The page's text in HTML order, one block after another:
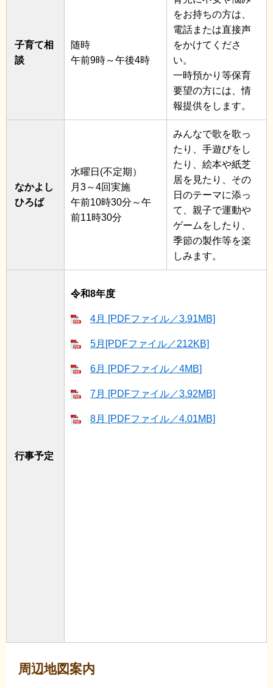
子育て相
談
随時
午前9時～午後4時
をお持ちの方は、
電話または直接声
をかけてくださ
い。
一時預かり等保育
要望の方には、情
報提供をします。
なかよし
ひろば
水曜日(不定期）
月3～4回実施
午前10時30分～午
前11時30分
みんなで歌を歌っ
たり、手遊びをし
たり、絵本や紙芝
居を見たり、その
日のテーマに添っ
て、親子で運動や
ゲームをしたり、
季節の製作等を楽
しみます。
行事予定
令和8年度
4月 [PDFファイル／3.91MB]
5月[PDFファイル／212KB]
6月 [PDFファイル／4MB]
7月 [PDFファイル／3.92MB]
8月 [PDFファイル／4.01MB]
周辺地図案内